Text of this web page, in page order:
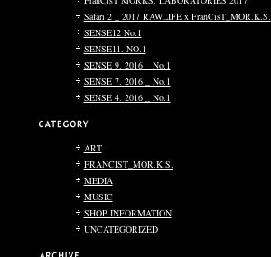
Safari 2 _ 2017 RAWLIFE x FranCisT_MOR.K.S.
SENSE12 No.1
SENSE11. NO.1
SENSE 9. 2016 _ No.1
SENSE 7. 2016 _ No.1
SENSE 4. 2016 _ No.1
ART(3)
FRANCIST_MOR.K.S.
MEDIA(58)
MUSIC(31)
SHOP INFORMATION(163)
UNCATEGORIZED(2)
Stretch Velor Set-Up “
FORZA STYLE マル
チエディター『サトシ
ーノ』こと
中本智士氏との初のコ